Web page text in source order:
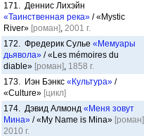
171. Деннис Лихэйн
«Таинственная река» / «Mystic
River» [роман], 2001 г.
172. Фредерик Сулье «Мемуары
дьявола» / «Les mémoires du
diable» [роман], 1858 г.
173. Иэн Бэнкс «Культура» /
«Culture» [цикл]
174. Дэвид Алмонд «Меня зовут
Мина» / «My Name is Mina» [роман]
2010 г.